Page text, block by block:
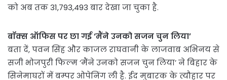
को अब तक 31,793,493 बार देखा जा चुका है.
बॉक्स ऑफिस पर छा गई ‘मैंने उनको सजन चुन लिया’
बता दें, पवन सिंह और काजल राघवानी के लाजवाब अभिनय से
सजी भोजपुरी फिल्म ‘मैंने उनको सजन चुन लिया’ ने बिहार के
सिनेमाघरों में बम्पर ओपेनिंग ली है. ईद मुबारक के त्यौहार पर